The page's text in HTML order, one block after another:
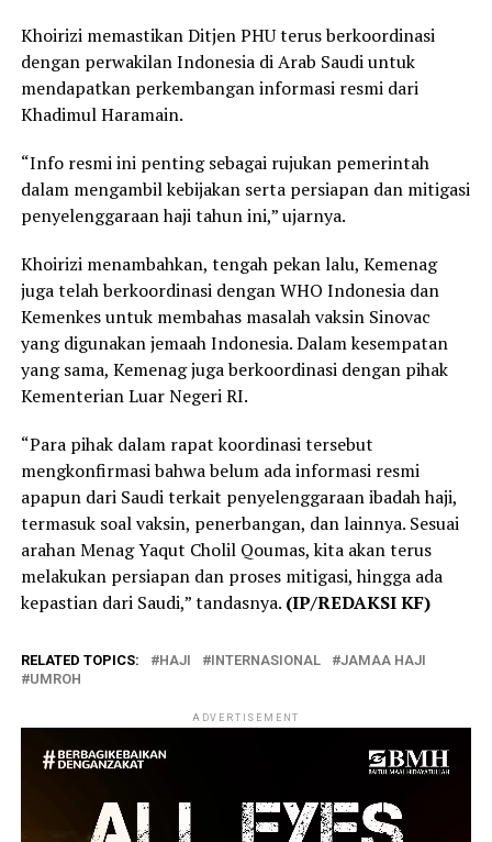
Khoirizi memastikan Ditjen PHU terus berkoordinasi
dengan perwakilan Indonesia di Arab Saudi untuk
mendapatkan perkembangan informasi resmi dari
Khadimul Haramain.
“Info resmi ini penting sebagai rujukan pemerintah
dalam mengambil kebijakan serta persiapan dan mitigasi
penyelenggaraan haji tahun ini,” ujarnya.
Khoirizi menambahkan, tengah pekan lalu, Kemenag
juga telah berkoordinasi dengan WHO Indonesia dan
Kemenkes untuk membahas masalah vaksin Sinovac
yang digunakan jemaah Indonesia. Dalam kesempatan
yang sama, Kemenag juga berkoordinasi dengan pihak
Kementerian Luar Negeri RI.
“Para pihak dalam rapat koordinasi tersebut
mengkonfirmasi bahwa belum ada informasi resmi
apapun dari Saudi terkait penyelenggaraan ibadah haji,
termasuk soal vaksin, penerbangan, dan lainnya. Sesuai
arahan Menag Yaqut Cholil Qoumas, kita akan terus
melakukan persiapan dan proses mitigasi, hingga ada
kepastian dari Saudi,” tandasnya. (IP/REDAKSI KF)
RELATED TOPICS: HAJI INTERNASIONAL
JAMAA HAJI
UMROH
ADVERTISEMENT